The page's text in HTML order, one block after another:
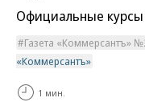
Официальные
Газета «Коммерсантъ»
«Коммерсантъ»
1 мин.